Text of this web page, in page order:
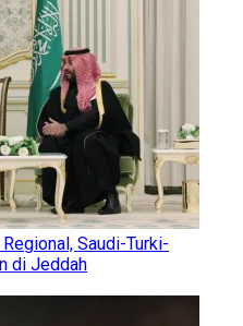
Saudi-Turki-
di Jeddah